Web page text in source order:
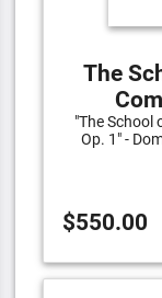
The
"The School
Op. 1" -
$550.00